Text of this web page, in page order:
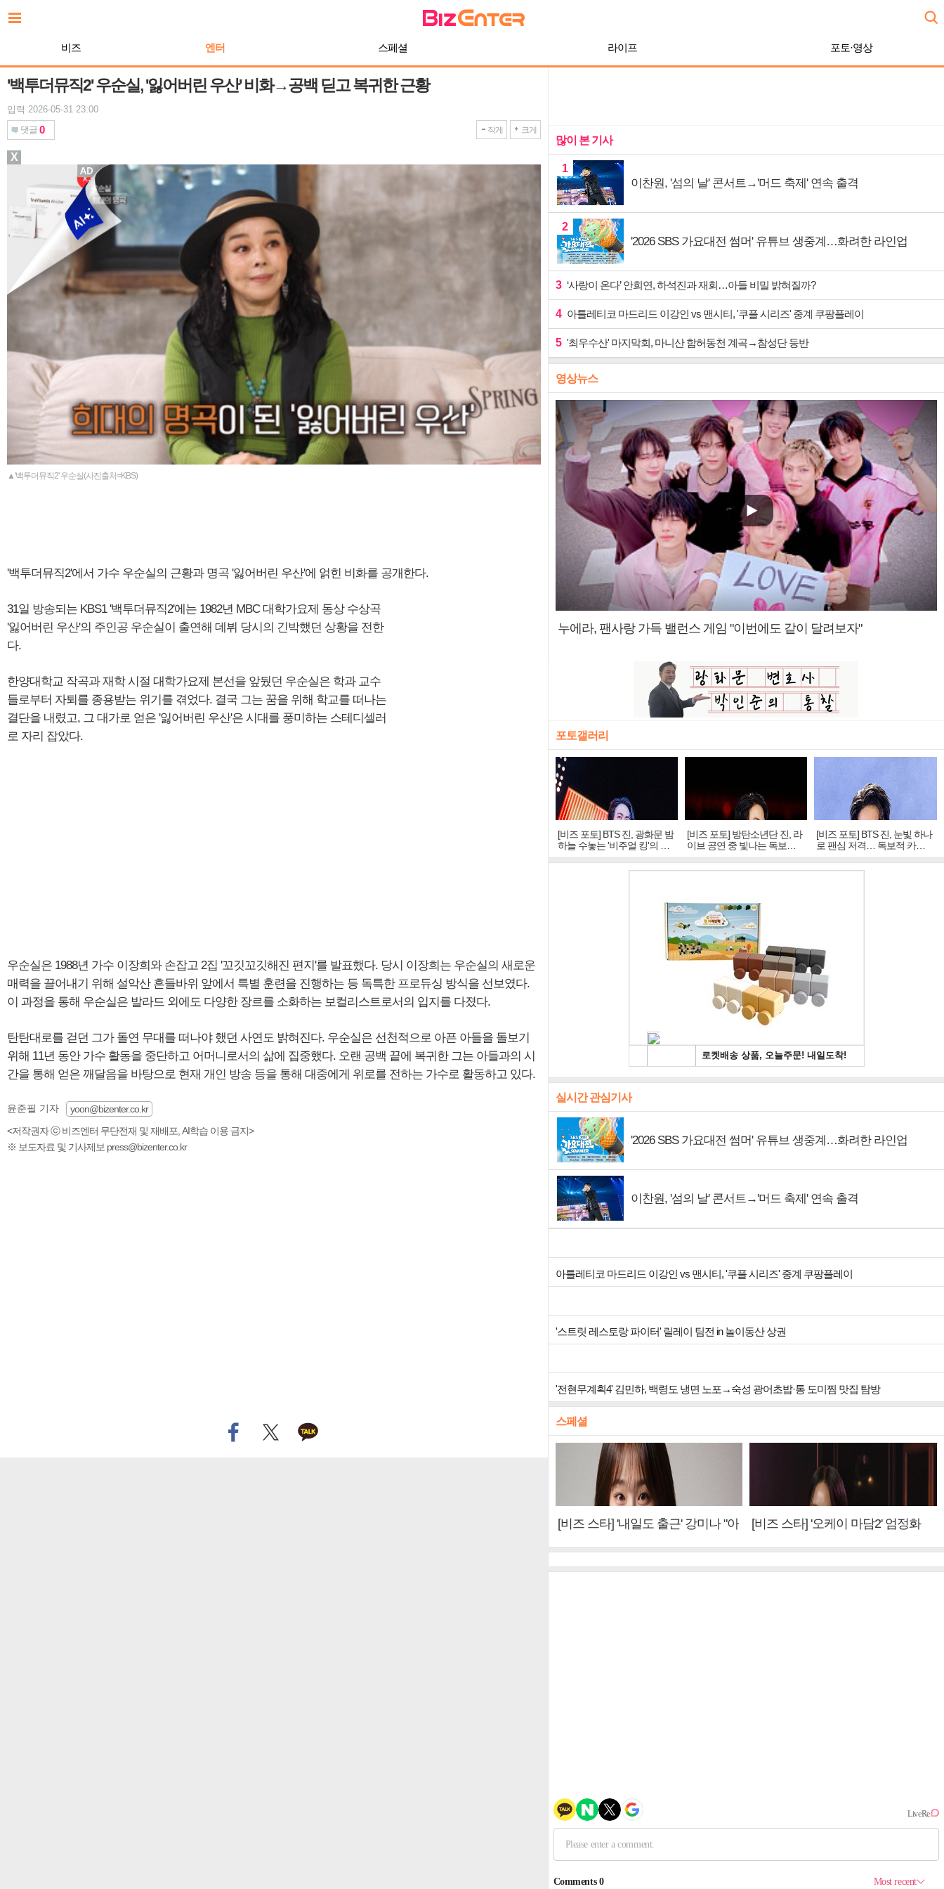
문
비즈 엔터 스페셜 라이프 포토·영상
'백투더뮤직2' 우순실, '잃어버린 우산' 비화→공백 딛고 복귀한 근황
입력 2026-05-31 23:00
댓글 0 작게 크게
▲'백투더뮤직2' 우순실(사진출처=KBS)
'백투더뮤직2'에서 가수 우순실의 근황과 명곡 '잃어버린 우산'에 얽힌 비화를 공개한다.
31일 방송되는 KBS1 '백투더뮤직2'에는 1982년 MBC 대학가요제 동상 수상곡
'잃어버린 우산'의 주인공 우순실이 출연해 데뷔 당시의 긴박했던 상황을 전한
다.
한양대학교 작곡과 재학 시절 대학가요제 본선을 앞뒀던 우순실은 학과 교수
들로부터 자퇴를 종용받는 위기를 겪었다. 결국 그는 꿈을 위해 학교를 떠나는
결단을 내렸고, 그 대가로 얻은 '잃어버린 우산'은 시대를 풍미하는 스테디셀러
로 자리 잡았다.
우순실은 1988년 가수 이장희와 손잡고 2집 '꼬깃꼬깃해진 편지'를 발표했다. 당시 이장희는 우순실의 새로운
매력을 끌어내기 위해 설악산 흔들바위 앞에서 특별 훈련을 진행하는 등 독특한 프로듀싱 방식을 선보였다.
이 과정을 통해 우순실은 발라드 외에도 다양한 장르를 소화하는 보컬리스트로서의 입지를 다졌다.
탄탄대로를 걷던 그가 돌연 무대를 떠나야 했던 사연도 밝혀진다. 우순실은 선천적으로 아픈 아들을 돌보기
위해 11년 동안 가수 활동을 중단하고 어머니로서의 삶에 집중했다. 오랜 공백 끝에 복귀한 그는 아들과의 시
간을 통해 얻은 깨달음을 바탕으로 현재 개인 방송 등을 통해 대중에게 위로를 전하는 가수로 활동하고 있다.
윤준필 기자
yoon@bizenter.co.kr
<저작권자 ⓒ 비즈엔터 무단전재 및 재배포, AI학습 이용 금지>
※ 보도자료 및 기사제보 press@bizenter.co.kr
많이 본 기사
1
이찬원, '섬의 날' 콘서트→'머드 축제' 연속 출격
2
'2026 SBS 가요대전 썸머' 유튜브 생중계…화려한 라인업
3 ‘사랑이 온다’ 안희연, 하석진과 재회…아들 비밀 밝혀질까?
4 아틀레티코 마드리드 이강인 vs 맨시티, '쿠플 시리즈' 중계 쿠팡플레이
5 '최우수산' 마지막회, 마니산 함허동천 계곡→참성단 등반
영상뉴스
누에라, 팬사랑 가득 밸런스 게임 "이번에도 같이 달려보자"
포토갤러리
[비즈 포토] BTS 진, 광화문 밤
하늘 수놓는 '비주얼 킹'의 열
창
[비즈 포토] 방탄소년단 진, 라
이브 공연 중 빛나는 독보적
아우라
[비즈 포토] BTS 진, 눈빛 하나
로 팬심 저격… 독보적 카리
스마
실시간 관심기사
'2026 SBS 가요대전 썸머' 유튜브 생중계…화려한 라인업
이찬원, '섬의 날' 콘서트→'머드 축제' 연속 출격
아틀레티코 마드리드 이강인 vs 맨시티, '쿠플 시리즈' 중계 쿠팡플레이
'스트릿 레스토랑 파이터' 릴레이 팀전 in 놀이동산 상권
'전현무계획4' 김민하, 백령도 냉면 노포→숙성 광어초밥·통 도미찜 맛집 탐방
스페셜
[비즈 스타] '내일도 출근' 강미나 "아
[비즈 스타] '오케이 마담2' 엄정화
X